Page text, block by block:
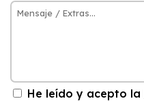
He leído y acepto la